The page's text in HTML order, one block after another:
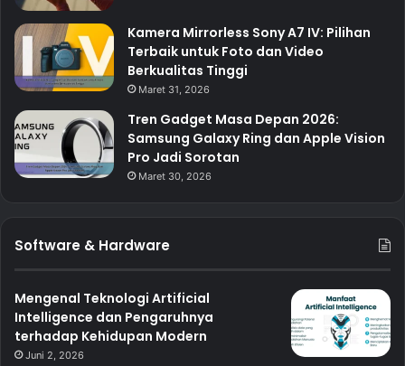
Kamera Mirrorless Sony A7 IV: Pilihan
Terbaik untuk Foto dan Video
Berkualitas Tinggi
Maret 31, 2026
Tren Gadget Masa Depan 2026:
Samsung Galaxy Ring dan Apple Vision
Pro Jadi Sorotan
Maret 30, 2026
Software & Hardware
Mengenal Teknologi Artificial
Intelligence dan Pengaruhnya
terhadap Kehidupan Modern
Juni 2, 2026